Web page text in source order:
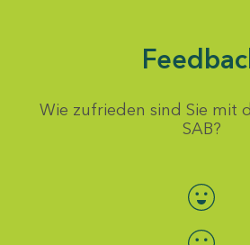
Wie zufrieden sind Sie mit
SAB?